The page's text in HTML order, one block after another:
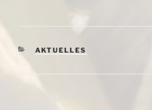
KATEGORIEN
AKTUELLES